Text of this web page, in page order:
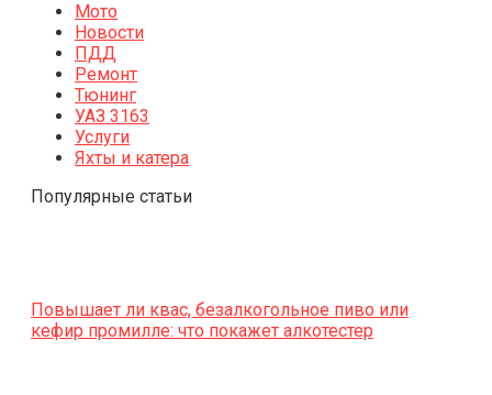
Мото
Новости
ПДД
Ремонт
Тюнинг
УАЗ 3163
Услуги
Яхты и катера
Популярные статьи
Повышает ли квас, безалкогольное пиво или
кефир промилле: что покажет алкотестер